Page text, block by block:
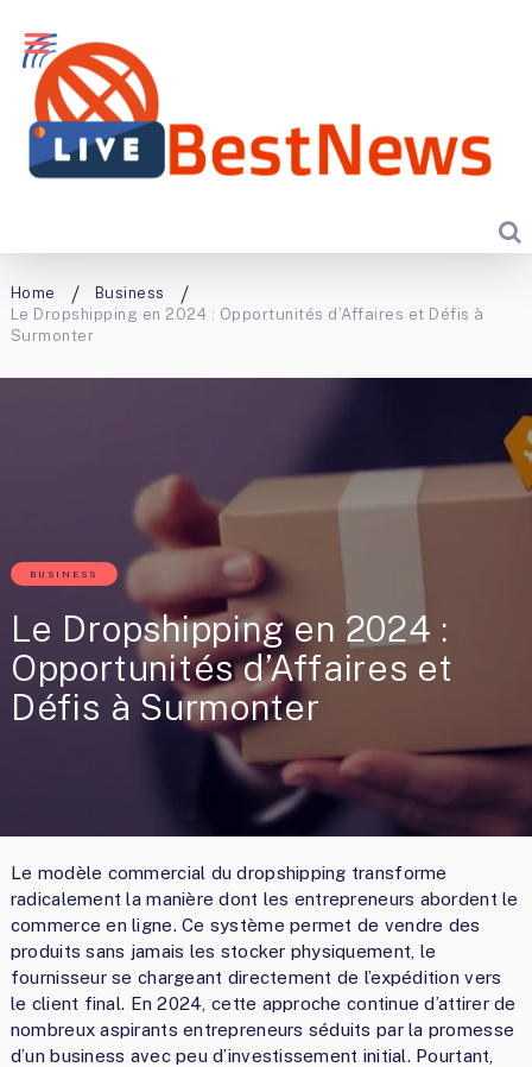
Home
Business
Le Dropshipping en 2024 : Opportunités d’Affaires et Défis à
Surmonter
BUSINESS
Le Dropshipping en 2024 :
Opportunités d’Affaires et
Défis à Surmonter
Le modèle commercial du dropshipping transforme
radicalement la manière dont les entrepreneurs abordent le
commerce en ligne. Ce système permet de vendre des
produits sans jamais les stocker physiquement, le
fournisseur se chargeant directement de l’expédition vers
le client final. En 2024, cette approche continue d’attirer de
nombreux aspirants entrepreneurs séduits par la promesse
d’un business avec peu d’investissement initial. Pourtant,